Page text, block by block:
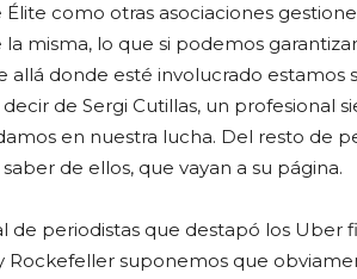
como otras asociaciones
misma, lo que si podemos
allá donde esté involucrado estamos
de Sergi Cutillas, un profesional
en nuestra lucha. Del resto de
de ellos, que vayan a su página.
de periodistas que destapó los Uber
Rockefeller suponemos que